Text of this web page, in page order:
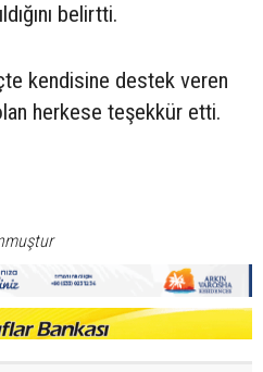
belirtti.
kendisine destek veren
herkese teşekkür etti.